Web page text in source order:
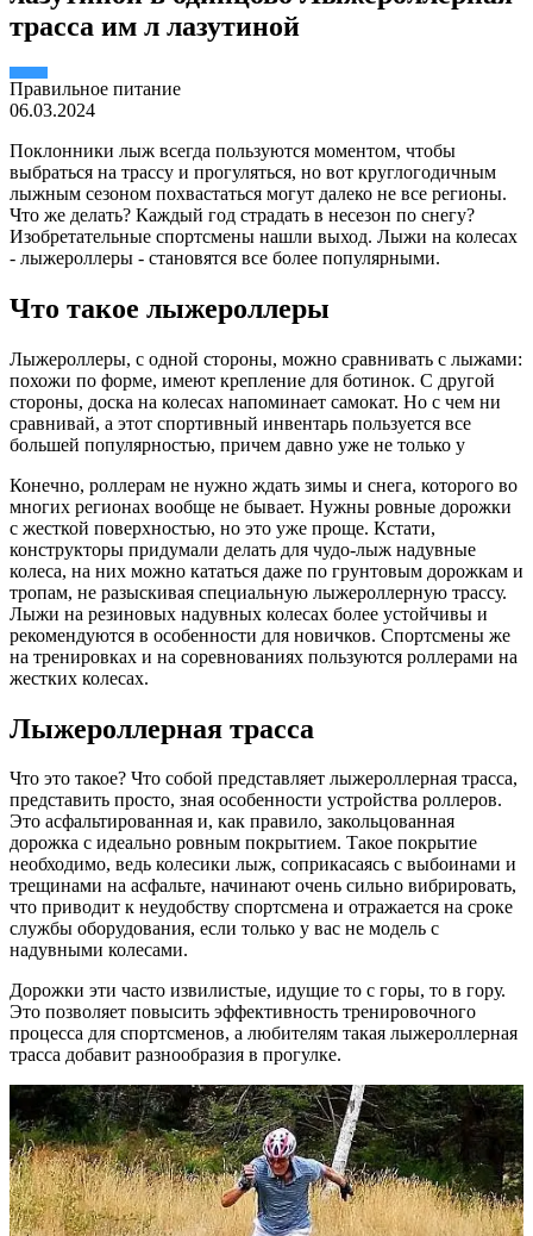
трасса им л лазутиной
Правильное питание
06.03.2024
Поклонники лыж всегда пользуются моментом, чтобы
выбраться на трассу и прогуляться, но вот круглогодичным
лыжным сезоном похвастаться могут далеко не все регионы.
Что же делать? Каждый год страдать в несезон по снегу?
Изобретательные спортсмены нашли выход. Лыжи на колесах
- лыжероллеры - становятся все более популярными.
Что такое лыжероллеры
Лыжероллеры, с одной стороны, можно сравнивать с лыжами:
похожи по форме, имеют крепление для ботинок. С другой
стороны, доска на колесах напоминает самокат. Но с чем ни
сравнивай, а этот спортивный инвентарь пользуется все
большей популярностью, причем давно уже не только у
Конечно, роллерам не нужно ждать зимы и снега, которого во
многих регионах вообще не бывает. Нужны ровные дорожки
с жесткой поверхностью, но это уже проще. Кстати,
конструкторы придумали делать для чудо-лыж надувные
колеса, на них можно кататься даже по грунтовым дорожкам и
тропам, не разыскивая специальную лыжероллерную трассу.
Лыжи на резиновых надувных колесах более устойчивы и
рекомендуются в особенности для новичков. Спортсмены же
на тренировках и на соревнованиях пользуются роллерами на
жестких колесах.
Лыжероллерная трасса
Что это такое? Что собой представляет лыжероллерная трасса,
представить просто, зная особенности устройства роллеров.
Это асфальтированная и, как правило, закольцованная
дорожка с идеально ровным покрытием. Такое покрытие
необходимо, ведь колесики лыж, соприкасаясь с выбоинами и
трещинами на асфальте, начинают очень сильно вибрировать,
что приводит к неудобству спортсмена и отражается на сроке
службы оборудования, если только у вас не модель с
надувными колесами.
Дорожки эти часто извилистые, идущие то с горы, то в гору.
Это позволяет повысить эффективность тренировочного
процесса для спортсменов, а любителям такая лыжероллерная
трасса добавит разнообразия в прогулке.